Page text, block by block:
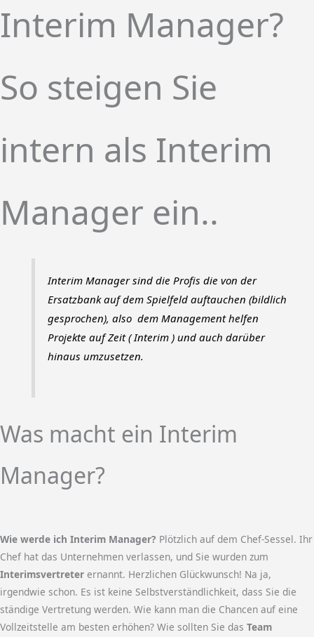
Interim Manager?
So steigen Sie
intern als Interim
Manager ein..
Interim Manager sind die Profis die von der
Ersatzbank auf dem Spielfeld auftauchen (bildlich
gesprochen), also dem Management helfen
Projekte auf Zeit ( Interim ) und auch darüber
hinaus umzusetzen.
Was macht ein Interim
Manager?
Wie werde ich Interim Manager? Plötzlich auf dem Chef-Sessel. Ihr
Chef hat das Unternehmen verlassen, und Sie wurden zum
Interimsvertreter ernannt. Herzlichen Glückwunsch! Na ja,
irgendwie schon. Es ist keine Selbstverständlichkeit, dass Sie die
ständige Vertretung werden. Wie kann man die Chancen auf eine
Vollzeitstelle am besten erhöhen? Wie sollten Sie das Team